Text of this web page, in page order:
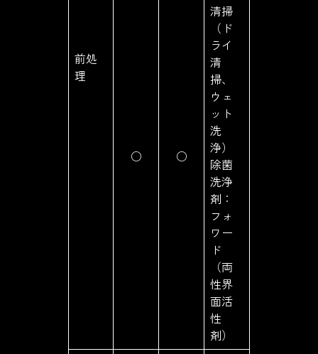
前処
理
○ ○
清掃
（ド
ライ
清
掃、
ウェ
ット
洗
浄）
除菌
洗浄
剤：
フォ
ワー
ド
（両
性界
面活
性
剤）